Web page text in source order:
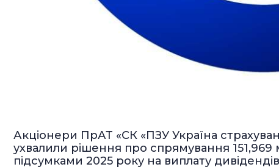
Акціонери ПрАТ «СК «ПЗУ Україна
ухвалили рішення про спрямування
підсумками 2025 року на виплату